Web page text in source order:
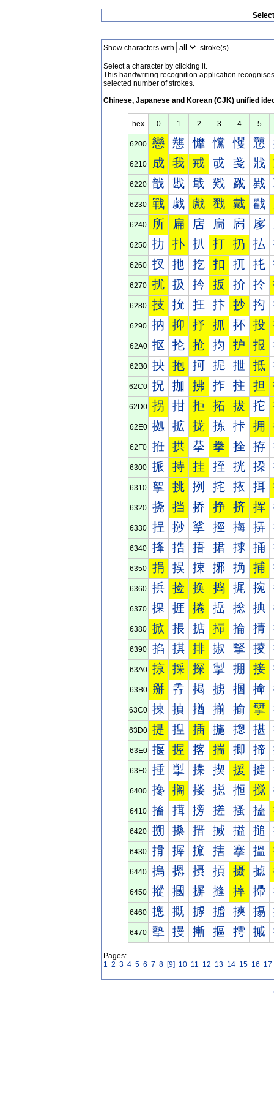
Show characters with stroke(s).
Select a character by clicking it.
This handwriting recognition application
selected number of strokes.
Chinese, Japanese and Korean (CJK) unified
hex 0 1 2 3 4 5
6200 戀 戁 戂 戃 戄 戅
6210 成 我 戒 戓 戔 戕
6220 戠 戡 戢 戣 戤 戥
6230 戰 戱 戲 戳 戴 戵
6240 所 扁 扂 扃 扄 扅
6250 扐 扑 扒 打 扔 払
6260 扠 扡 扢 扣 扤 扥
6270 扰 扱 扲 扳 扴 扵
6280 技 抁 抂 抃 抄 抅
6290 抐 抑 抒 抓 抔 投
62A0 抠 抡 抢 抣 护 报
62B0 抰 抱 抲 抳 抴 抵
62C0 拀 拁 拂 拃 拄 担
62D0 拐 拑 拒 拓 拔 拕
62E0 拠 拡 拢 拣 拤 拥
62F0 拰 拱 拲 拳 拴 拵
6300 挀 持 挂 挃 挄 挅
6310 挐 挑 挒 挓 挔 挕
6320 挠 挡 挢 挣 挤 挥
6330 挰 挱 挲 挳 挴 挵
6340 捀 捁 捂 捃 捄 捅
6350 捐 捑 捒 捓 捔 捕
6360 捠 捡 换 捣 捤 捥
6370 捰 捱 捲 捳 捴 捵
6380 掀 掁 掂 掃 掄 掅
6390 掐 掑 排 掓 掔 掕
63A0 掠 採 探 掣 掤 接
63B0 掰 掱 掲 掳 掴 掵
63C0 揀 揁 揂 揃 揄 揅
63D0 提 揑 插 揓 揔 揕
63E0 揠 握 揢 揣 揤 揥
63F0 揰 揱 揲 揳 援 揵
6400 搀 搁 搂 搃 搄 搅
6410 搐 搑 搒 搓 搔 搕
6420 搠 搡 搢 搣 搤 搥
6430 搰 搱 搲 搳 搴 搵
6440 摀 摁 摂 摃 摄 摅
6450 摐 摑 摒 摓 摔 摕
6460 摠 摡 摢 摣 摤 摥
6470 摰 摱 摲 摳 摴 摵
Pages:
1 2 3 4 5 6 7 8 [9] 10 11 12 13 14 15 16 17